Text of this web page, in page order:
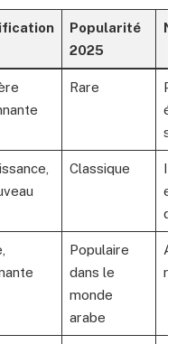
Popularité
2025
Rare
Classique
et
Populaire
dans le
monde
arabe